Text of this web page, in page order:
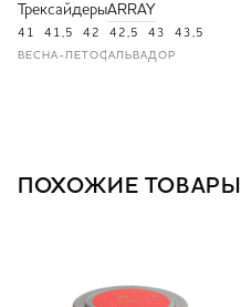
ТрексайдерыARRAY
41 41,5 42 42,5 43 43,5
ВЕСНА-ЛЕТОСАЛЬВАДОР
ПОХОЖИЕ ТОВАРЫ